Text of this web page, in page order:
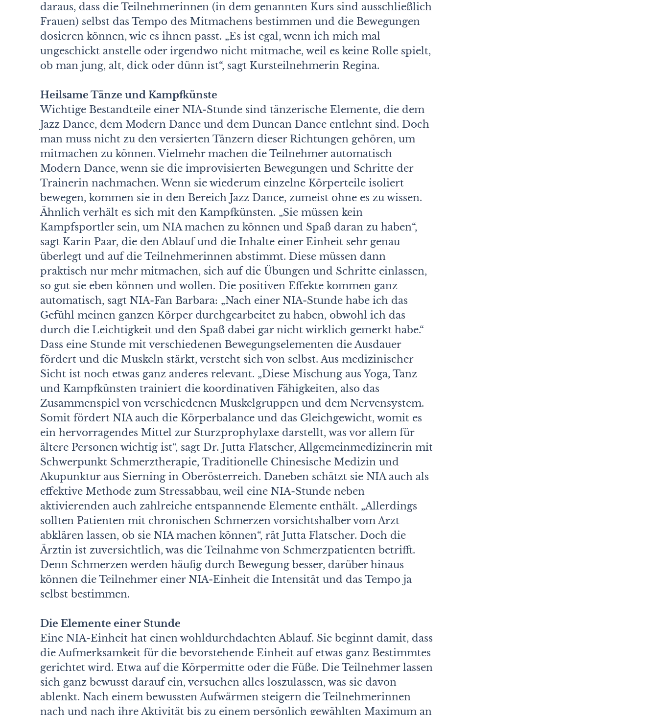
daraus, dass die Teilnehmerinnen (in dem genannten Kurs sind ausschließlich
Frauen) selbst das Tempo des Mitmachens bestimmen und die Bewegungen
dosieren können, wie es ihnen passt. „Es ist egal, wenn ich mich mal
ungeschickt anstelle oder irgendwo nicht mitmache, weil es keine Rolle spielt,
ob man jung, alt, dick oder dünn ist“, sagt Kursteilnehmerin Regina.
Heilsame Tänze und Kampfkünste
Wichtige Bestandteile einer NIA-Stunde sind tänzerische Elemente, die dem
Jazz Dance, dem Modern Dance und dem Duncan Dance entlehnt sind. Doch
man muss nicht zu den versierten Tänzern dieser Richtungen gehören, um
mitmachen zu können. Vielmehr machen die Teilnehmer automatisch
Modern Dance, wenn sie die improvisierten Bewegungen und Schritte der
Trainerin nachmachen. Wenn sie wiederum einzelne Körperteile isoliert
bewegen, kommen sie in den Bereich Jazz Dance, zumeist ohne es zu wissen.
Ähnlich verhält es sich mit den Kampfkünsten. „Sie müssen kein
Kampfsportler sein, um NIA machen zu können und Spaß daran zu haben“,
sagt Karin Paar, die den Ablauf und die Inhalte einer Einheit sehr genau
überlegt und auf die Teilnehmerinnen abstimmt. Diese müssen dann
praktisch nur mehr mitmachen, sich auf die Übungen und Schritte einlassen,
so gut sie eben können und wollen. Die positiven Effekte kommen ganz
automatisch, sagt NIA-Fan Barbara: „Nach einer NIA-Stunde habe ich das
Gefühl meinen ganzen Körper durchgearbeitet zu haben, obwohl ich das
durch die Leichtigkeit und den Spaß dabei gar nicht wirklich gemerkt habe.“
Dass eine Stunde mit verschiedenen Bewegungselementen die Ausdauer
fördert und die Muskeln stärkt, versteht sich von selbst. Aus medizinischer
Sicht ist noch etwas ganz anderes relevant. „Diese Mischung aus Yoga, Tanz
und Kampfkünsten trainiert die koordinativen Fähigkeiten, also das
Zusammenspiel von verschiedenen Muskelgruppen und dem Nervensystem.
Somit fördert NIA auch die Körperbalance und das Gleichgewicht, womit es
ein hervorragendes Mittel zur Sturzprophylaxe darstellt, was vor allem für
ältere Personen wichtig ist“, sagt Dr. Jutta Flatscher, Allgemeinmedizinerin mit
Schwerpunkt Schmerztherapie, Traditionelle Chinesische Medizin und
Akupunktur aus Sierning in Oberösterreich. Daneben schätzt sie NIA auch als
effektive Methode zum Stressabbau, weil eine NIA-Stunde neben
aktivierenden auch zahlreiche entspannende Elemente enthält. „Allerdings
sollten Patienten mit chronischen Schmerzen vorsichtshalber vom Arzt
abklären lassen, ob sie NIA machen können“, rät Jutta Flatscher. Doch die
Ärztin ist zuversichtlich, was die Teilnahme von Schmerzpatienten betrifft.
Denn Schmerzen werden häufig durch Bewegung besser, darüber hinaus
können die Teilnehmer einer NIA-Einheit die Intensität und das Tempo ja
selbst bestimmen.
Die Elemente einer Stunde
Eine NIA-Einheit hat einen wohldurchdachten Ablauf. Sie beginnt damit, dass
die Aufmerksamkeit für die bevorstehende Einheit auf etwas ganz Bestimmtes
gerichtet wird. Etwa auf die Körpermitte oder die Füße. Die Teilnehmer lassen
sich ganz bewusst darauf ein, versuchen alles loszulassen, was sie davon
ablenkt. Nach einem bewussten Aufwärmen steigern die Teilnehmerinnen
nach und nach ihre Aktivität bis zu einem persönlich gewählten Maximum an